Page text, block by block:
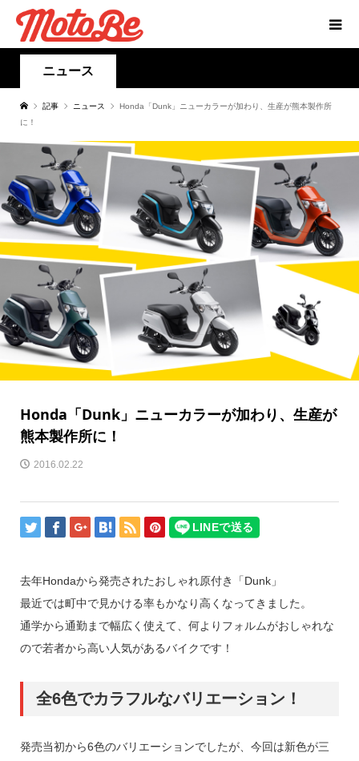
ニュース
記事 ニュース
Honda「Dunk」ニューカラーが加わり、生産が熊本製作所
に！
Honda「Dunk」ニューカラーが加わり、生産が
熊本製作所に！
2016.02.22
去年Hondaから発売されたおしゃれ原付き「Dunk」
最近では町中で見かける率もかなり高くなってきました。
通学から通勤まで幅広く使えて、何よりフォルムがおしゃれな
ので若者から高い人気があるバイクです！
全6色でカラフルなバリエーション！
発売当初から6色のバリエーションでしたが、今回は新色が三